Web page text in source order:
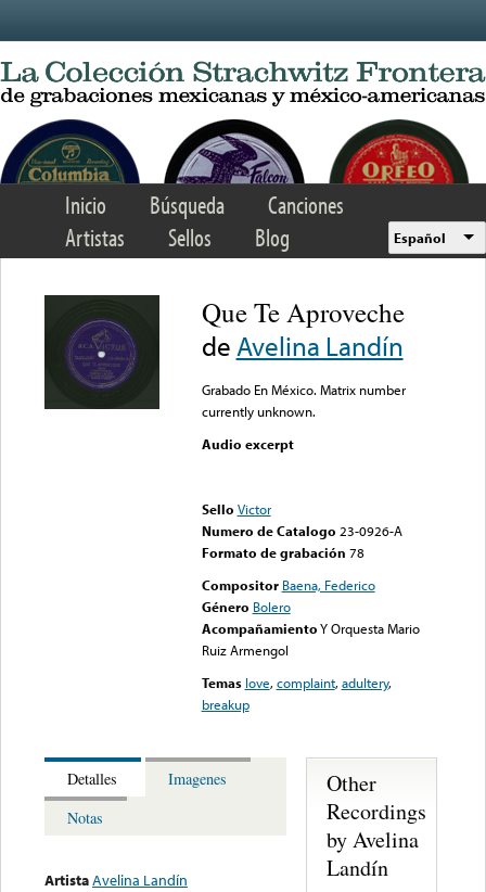
Inicio Búsqueda
Canciones
Artistas
Sellos Blog Español
Que Te Aproveche
de Avelina Landín
Grabado En México. Matrix number
currently unknown.
Audio excerpt
Sello Victor
Numero de Catalogo 23-0926-A
Formato de grabación 78
Compositor Baena, Federico
Género Bolero
AcompañamientoY Orquesta Mario
Ruiz Armengol
Temas love,complaint,adultery,
breakup
Detalles
Imagenes
Notas
ArtistaAvelina Landín
Other
Recordings
by Avelina
Landín